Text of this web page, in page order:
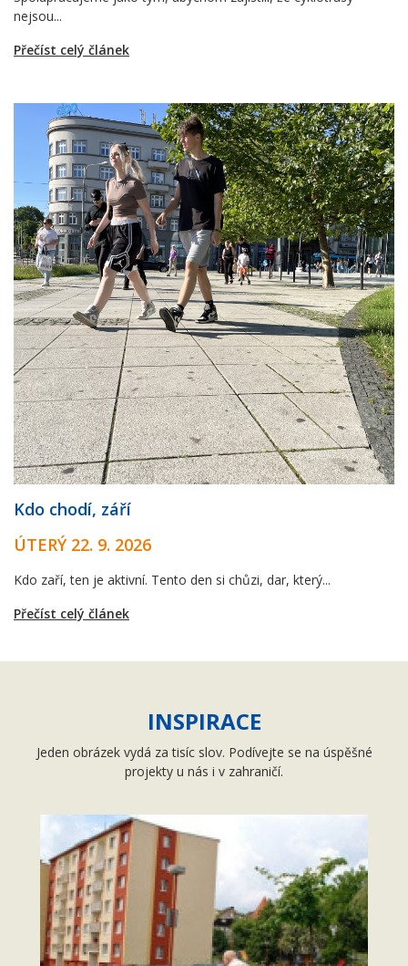
nejsou...
Přečíst celý článek
Kdo chodí, září
ÚTERÝ 22. 9. 2026
Kdo zaří, ten je aktivní. Tento den si chůzi, dar, který...
Přečíst celý článek
INSPIRACE
Jeden obrázek vydá za tisíc slov. Podívejte se na úspěšné
projekty u nás i v zahraničí.